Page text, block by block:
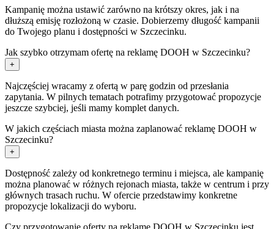
Kampanię można ustawić zarówno na krótszy okres, jak i na
dłuższą emisję rozłożoną w czasie. Dobierzemy długość kampanii
do Twojego planu i dostępności w Szczecinku.
Jak szybko otrzymam ofertę na reklamę DOOH w Szczecinku?
+
Najczęściej wracamy z ofertą w parę godzin od przesłania
zapytania. W pilnych tematach potrafimy przygotować propozycje
jeszcze szybciej, jeśli mamy komplet danych.
W jakich częściach miasta można zaplanować reklamę DOOH w
Szczecinku?
+
Dostępność zależy od konkretnego terminu i miejsca, ale kampanię
można planować w różnych rejonach miasta, także w centrum i przy
głównych trasach ruchu. W ofercie przedstawimy konkretne
propozycje lokalizacji do wyboru.
Czy przygotowanie oferty na reklamę DOOH w Szczecinku jest